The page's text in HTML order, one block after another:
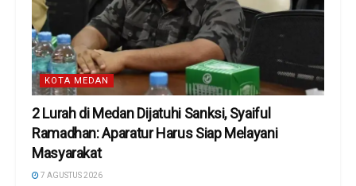
KOTA MEDAN
2 Lurah di Medan Dijatuhi Sanksi, Syaiful
Ramadhan: Aparatur Harus Siap Melayani
Masyarakat
7 AGUSTUS 2026